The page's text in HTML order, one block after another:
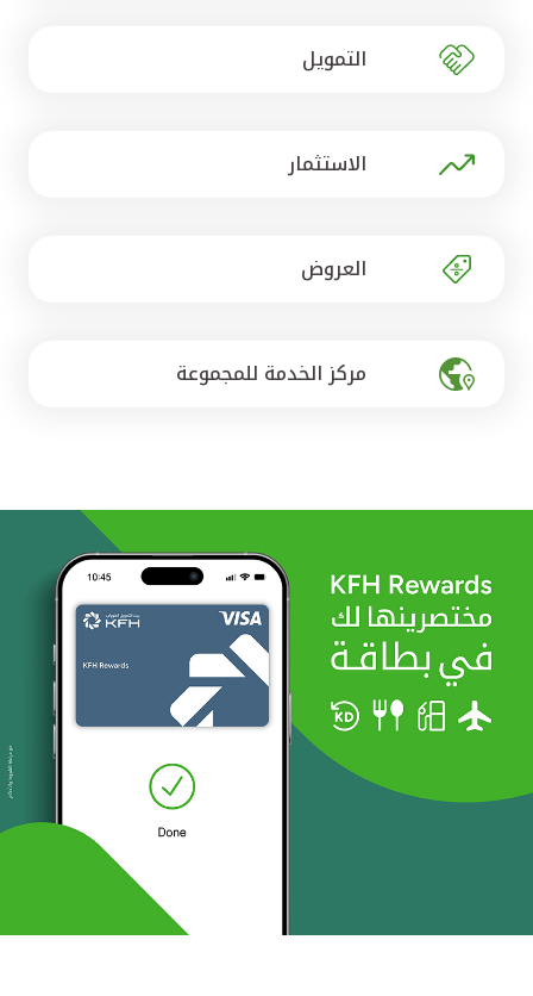
مصر
التمويل
الاستثمار
العروض
مركز الخدمة للمجموعة